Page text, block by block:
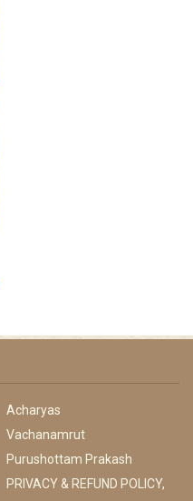
Acharyas
Vachanamrut
Purushottam Prakash
PRIVACY & REFUND POLICY,